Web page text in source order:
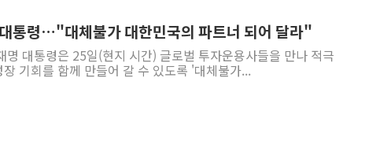
[오늘의 국회일정] 상임위·세미나·기
[민주 당권주자 일정] 송영길·정청래·
李대통령, 오늘 오후 2시 부동산정책 2
통령…"대체불가 대한민국의 파트너 되어 달라"
대통령은 25일(현지 시간) 글로벌 투자운용사들을 만나 적극
기회를 함께 만들어 갈 수 있도록 '대체불가...